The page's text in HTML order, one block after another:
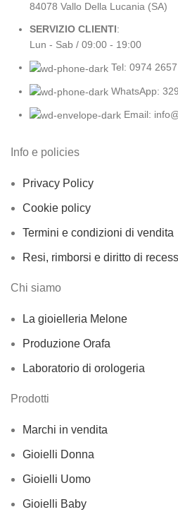
84078 Vallo Della Lucania (SA)
SERVIZIO CLIENTI:
Lun - Sab / 09:00 - 19:00
Tel: 0974 2657
WhatsApp:
Email:
Info e policies
Privacy Policy
Cookie policy
Termini e condizioni di vendita
Resi, rimborsi e diritto di
Chi siamo
La gioielleria Melone
Produzione Orafa
Laboratorio di orologeria
Prodotti
Marchi in vendita
Gioielli Donna
Gioielli Uomo
Gioielli Baby